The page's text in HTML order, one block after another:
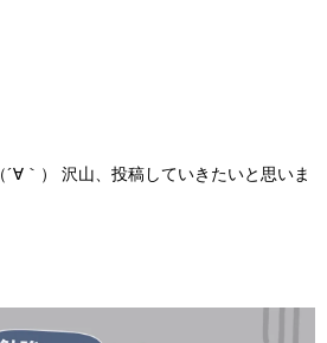
｀） 沢山、投稿していきたいと思いま